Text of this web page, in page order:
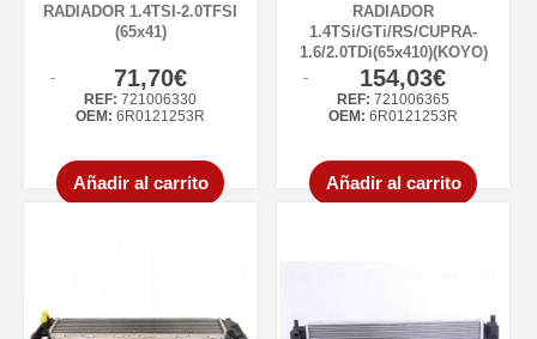
RADIADOR 1.4TSI-2.0TFSI
(65x41)
71,70€
REF: 721006330
OEM: 6R0121253R
Añadir al carrito
RADIADOR
1.4TSi/GTi/RS/CUPRA-
1.6/2.0TDi(65x410)(KOYO)
154,03€
REF: 721006365
OEM: 6R0121253R
Añadir al carrito